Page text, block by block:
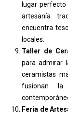
lugar
artesanía
encuentra
locales.
Taller de
para admirar
ceramistas
fusionan la
Feria de